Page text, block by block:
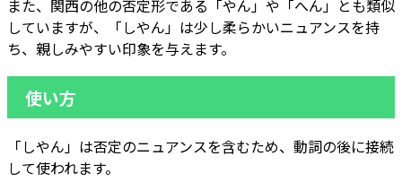
また、関西の他の否定形である「やん」や「へん」とも類似
していますが、「しやん」は少し柔らかいニュアンスを持
ち、親しみやすい印象を与えます。
使い方
「しやん」は否定のニュアンスを含むため、動詞の後に接続
して使われます。